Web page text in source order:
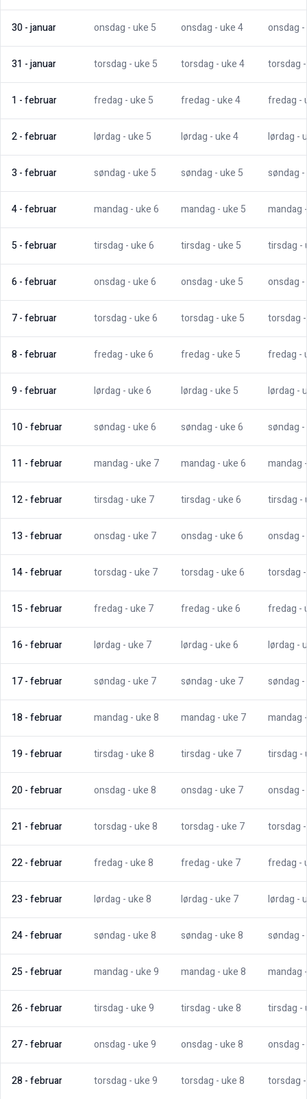
30-januar onsdag - uke 5 onsdag - uke4 onsdag
31 -januar torsdag - uke 5 torsdag - uke4 torsdag
1 -februar fredag - uke 5 fredag - uke4 fredag -
2-februar lørdag - uke 5 lørdag - uke4 lørdag -
3 -februar søndag - uke 5 søndag - uke 5 søndag
4-februar mandag - uke6 mandag - uke 5 mandag
5-februar tirsdag - uke6 tirsdag - uke 5 tirsdag -
6-februar onsdag - uke6 onsdag - uke 5 onsdag
7-februar torsdag - uke6 torsdag - uke 5 torsdag
8-februar fredag - uke6 fredag - uke 5 fredag -
9-februar lørdag - uke6 lørdag - uke 5 lørdag -
10-februar søndag - uke6 søndag - uke6 søndag
11 -februar mandag - uke 7 mandag - uke6 mandag
12-februar tirsdag - uke 7 tirsdag - uke6 tirsdag -
13 -februar onsdag - uke 7 onsdag - uke6 onsdag
14-februar torsdag - uke 7 torsdag - uke6 torsdag
15-februar fredag - uke 7 fredag - uke6 fredag -
16-februar lørdag - uke 7 lørdag - uke6 lørdag -
17-februar søndag - uke 7 søndag - uke 7 søndag
18-februar mandag - uke8 mandag - uke 7 mandag
19-februar tirsdag - uke8 tirsdag - uke 7 tirsdag -
20-februar onsdag - uke8 onsdag - uke 7 onsdag
21 -februar torsdag - uke8 torsdag - uke 7 torsdag
22-februar fredag - uke8 fredag - uke 7 fredag -
23 -februar lørdag - uke8 lørdag - uke 7 lørdag -
24-februar søndag - uke8 søndag - uke8 søndag
25-februar mandag - uke9 mandag - uke8 mandag
26-februar tirsdag - uke9 tirsdag - uke8 tirsdag -
27-februar onsdag - uke9 onsdag - uke8 onsdag
28-februar torsdag - uke9 torsdag - uke8 torsdag